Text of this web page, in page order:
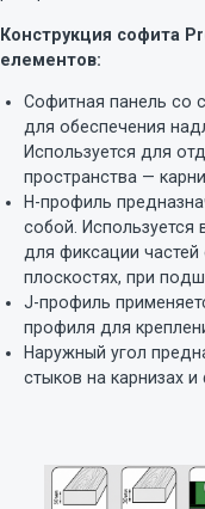
Конструкция софита
елементов:
Софитная панель со
для обеспечения
Используется для
пространства —
H-профиль
собой.
для фиксации
плоскостях, при
J-профиль
профиля для
Наружный угол
стыков на карнизах и